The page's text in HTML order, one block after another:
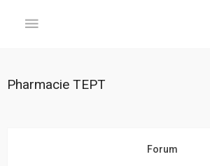
Pharmacie TEPT
Forum